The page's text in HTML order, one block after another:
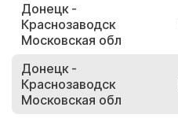
Донецк -
Краснозаводск
Московская обл
Донецк -
Краснозаводск
Московская обл